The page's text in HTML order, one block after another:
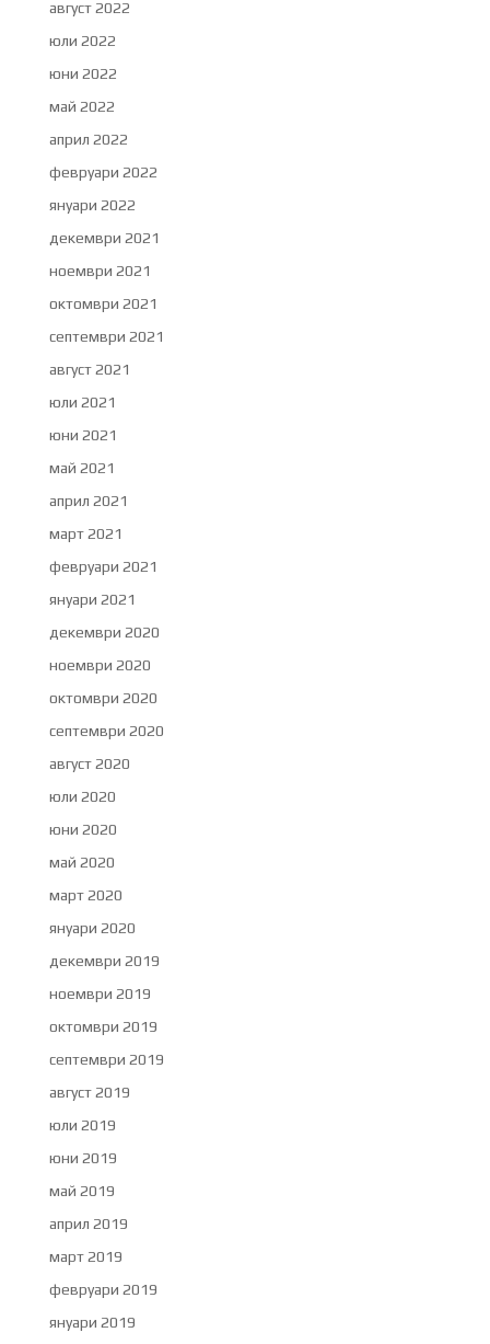
август 2022
юли 2022
юни 2022
май 2022
април 2022
февруари 2022
януари 2022
декември 2021
ноември 2021
октомври 2021
септември 2021
август 2021
юли 2021
юни 2021
май 2021
април 2021
март 2021
февруари 2021
януари 2021
декември 2020
ноември 2020
октомври 2020
септември 2020
август 2020
юли 2020
юни 2020
май 2020
март 2020
януари 2020
декември 2019
ноември 2019
октомври 2019
септември 2019
август 2019
юли 2019
юни 2019
май 2019
април 2019
март 2019
февруари 2019
януари 2019